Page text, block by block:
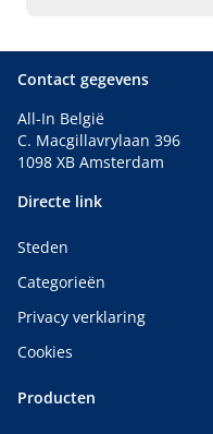
Contact gegevens
All-In België
C. Macgillavrylaan 396
1098 XB Amsterdam
Directe link
Steden
Categorieën
Privacy verklaring
Cookies
Producten